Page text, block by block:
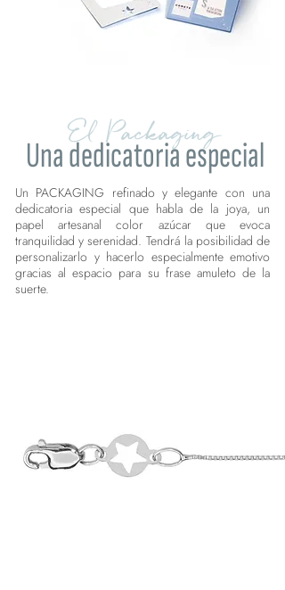
El Packaging
Una dedicatoria especial
Un PACKAGING refinado y elegante con una
dedicatoria especial que habla de la joya, un
papel artesanal color azúcar que evoca
tranquilidad y serenidad. Tendrá la posibilidad de
personalizarlo y hacerlo especialmente emotivo
gracias al espacio para su frase amuleto de la
suerte.